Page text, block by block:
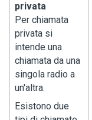
privata
Per chiamata
privata si
intende una
chiamata da una
singola radio a
un'altra.
Esistono due